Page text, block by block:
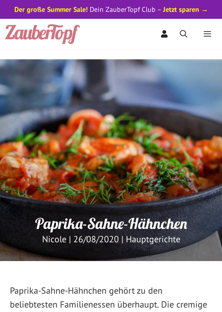
Zum
Inhalt
Paprika-Sahne-Hähnchen
Nicole| 26/08/2020 | Hauptgerichte
Paprika-Sahne-Hähnchen gehört zu den
beliebtesten Familienessen überhaupt. Die cremige
Der große Summer Sale!Dein ZauberTopf Club –Jetzt sparen →